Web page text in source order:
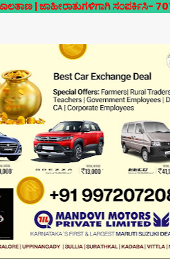
ಸಂಪರ್ಕಿಸಿ- 7019126946